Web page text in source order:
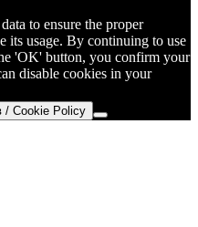
to ensure the proper
its usage. By continuing to use
'OK' button, you confirm your
disable cookies in your
/ Cookie Policy